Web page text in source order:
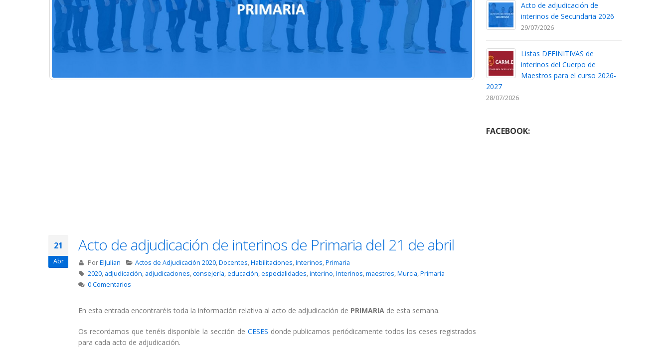
21
Abr
Acto de adjudicación de interinos de Primaria del 21 de abril
PorElJulian Actos de Adjudicación 2020,Docentes,Habilitaciones,Interinos,Primaria
2020, adjudicación, adjudicaciones,consejería,educación,especialidades,interino,Interinos,maestros,Murcia,Primaria
0 Comentarios
En esta entrada encontraréis toda la información relativa al acto de adjudicación de PRIMARIA de esta semana.
Os recordamos que tenéis disponible la sección de CESES donde publicamos periódicamente todos los ceses registrados
para cada acto de adjudicación.
Acto de adjudicación de
interinos de Secundaria 2026
29/07/2026
Listas DEFINITIVAS de
interinos del Cuerpo de
Maestros para el curso 2026-
2027
28/07/2026
FACEBOOK: